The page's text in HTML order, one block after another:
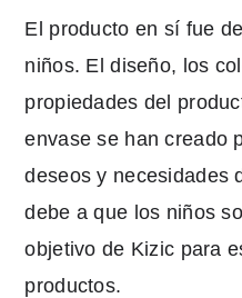
El producto en sí fue
niños. El diseño, los
propiedades del
envase se han creado
deseos y necesidades
debe a que los niños
objetivo de Kizic para
productos.